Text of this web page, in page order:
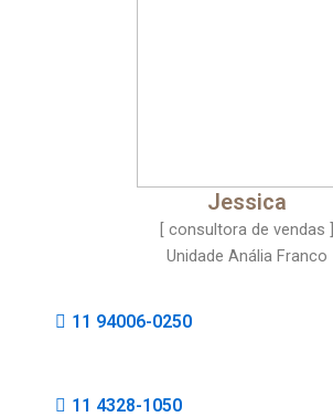
Jessica
[ consultora de vendas ]
Unidade Anália Franco
11 94006-0250
11 4328-1050